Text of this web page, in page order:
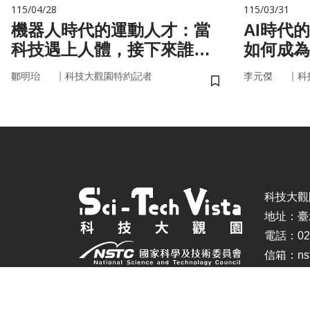
115/04/28
機器人時代的運動人才：當
科技遇上人體，接下來誰來
接手？
鄒明珆 ｜ 科技大觀園特約記者
儲存書籤
115/03/31
AI時代
如何成
李元傑 ｜ 科
科技大
地址：
電話：
信箱：